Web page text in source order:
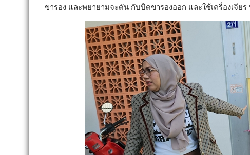
ขารอง และพยายามจะดัน กับบิดขารองออก และใช้เครื่องเจีย